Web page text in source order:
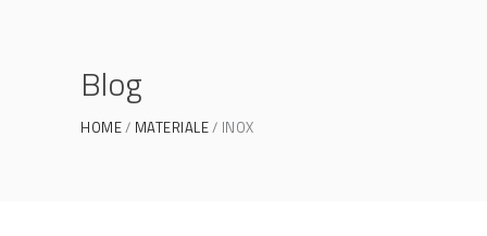
Blog
HOME MATERIALE INOX